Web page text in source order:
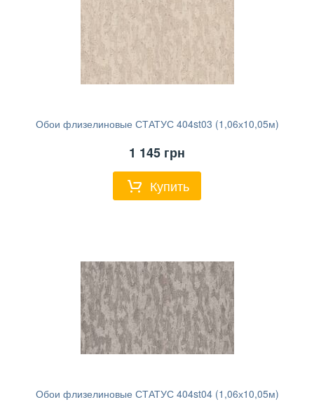
Обои флизелиновые СТАТУС 404st03 (1,06х10,05м)
1 145 грн
Купить
Обои флизелиновые СТАТУС 404st04 (1,06х10,05м)